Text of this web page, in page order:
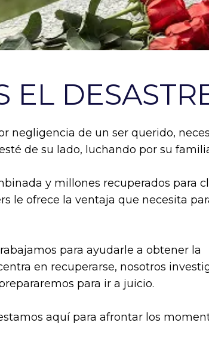
EL
negligencia de un ser querido,
de su lado, luchando por su
y millones recuperados para
le ofrece la ventaja que necesita
para ayudarle a obtener la
en recuperarse, nosotros
para ir a juicio.
aquí para afrontar los